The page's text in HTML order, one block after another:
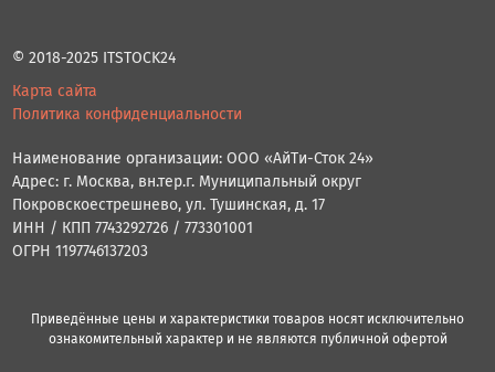
© 2018-2025 ITSTOCK24
Карта сайта
Политика конфиденциальности
Наименование организации: ООО «АйТи-Сток 24»
Адрес: г. Москва, вн.тер.г. Муниципальный округ
Покровскоестрешнево, ул. Тушинская, д. 17
ИНН / КПП 7743292726 / 773301001
ОГРН 1197746137203
Приведённые цены и характеристики товаров носят исключительно
ознакомительный характер и не являются публичной офертой